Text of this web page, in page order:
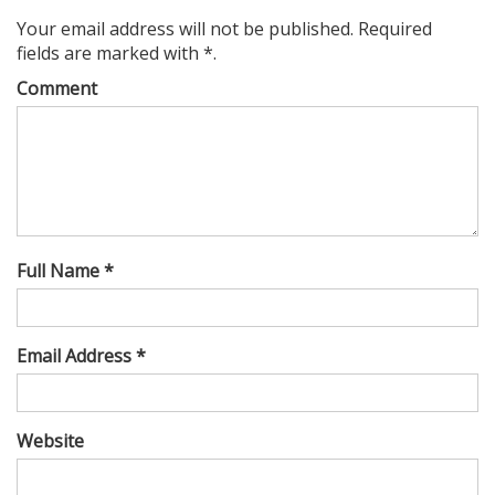
Your email address will not be published. Required
fields are marked with *.
Comment
Full Name *
Email Address *
Website